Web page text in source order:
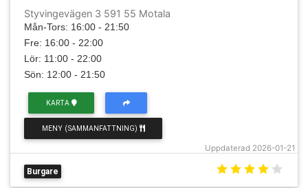
Styvingevägen 3 591 55 Motala
Mån-Tors: 16:00 - 21:50
Fre: 16:00 - 22:00
Lör: 11:00 - 22:00
Sön: 12:00 - 21:50
Uppdaterad 2026-01-21
KARTA
MENY (SAMMANFATTNING)
Burgare